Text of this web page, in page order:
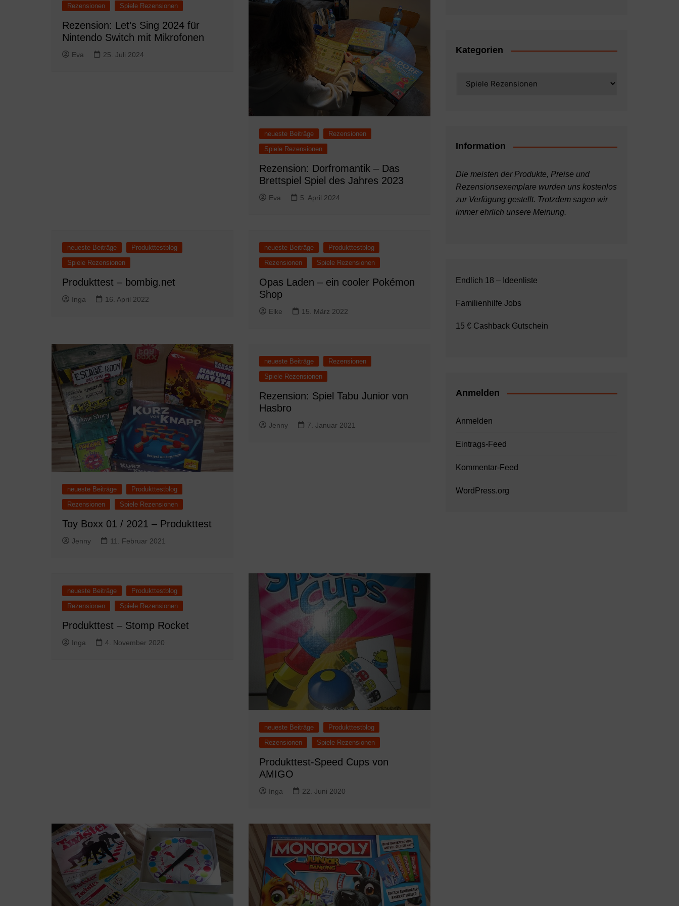
Rezensionen Spiele Rezensionen
Rezension: Let’s Sing 2024 für
Nintendo Switch mit Mikrofonen
Eva 25. Juli 2024
neueste Beiträge
Rezensionen
Spiele Rezensionen
Rezension: Dorfromantik – Das
Brettspiel Spiel des Jahres 2023
Eva 5. April 2024
neueste Beiträge
Produkttestblog
Spiele Rezensionen
Produkttest – bombig.net
Inga 16. April 2022
neueste Beiträge
Produkttestblog
Rezensionen
Spiele Rezensionen
Opas Laden – ein cooler Pokémon
Shop
Elke 15. März 2022
neueste Beiträge
Produkttestblog
Rezensionen
Spiele Rezensionen
Toy Boxx 01 / 2021 – Produkttest
Jenny 11. Februar 2021
neueste Beiträge
Rezensionen
Spiele Rezensionen
Rezension: Spiel Tabu Junior von
Hasbro
Jenny 7. Januar 2021
neueste Beiträge
Produkttestblog
Rezensionen
Spiele Rezensionen
Produkttest – Stomp Rocket
Inga 4. November 2020
neueste Beiträge
Produkttestblog
Rezensionen
Spiele Rezensionen
Produkttest-Speed Cups von
AMIGO
Inga 22. Juni 2020
Kategorien
Information
Die meisten der Produkte, Preise und
Rezensionsexemplare wurden uns kostenlos
zur Verfügung gestellt. Trotzdem sagen wir
immer ehrlich unsere Meinung.
Endlich 18 – Ideenliste
Familienhilfe Jobs
15 € Cashback Gutschein
Anmelden
Anmelden
Eintrags-Feed
Kommentar-Feed
WordPress.org